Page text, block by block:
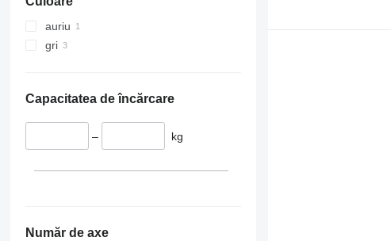
auriu
gri
Capacitatea de încărcare
– kg
Număr de axe